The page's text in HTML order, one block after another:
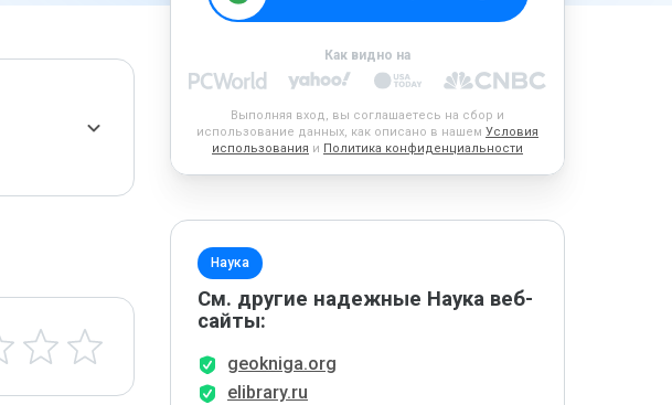
Как видно на
Выполняя вход, вы соглашаетесь на сбор и
использование данных, как описано в нашем Условия
использования и Политика конфиденциальности
Наука
См. другие надежные Наука веб-
сайты:
geokniga.org
elibrary.ru